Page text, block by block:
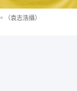
（袁志浩攝）